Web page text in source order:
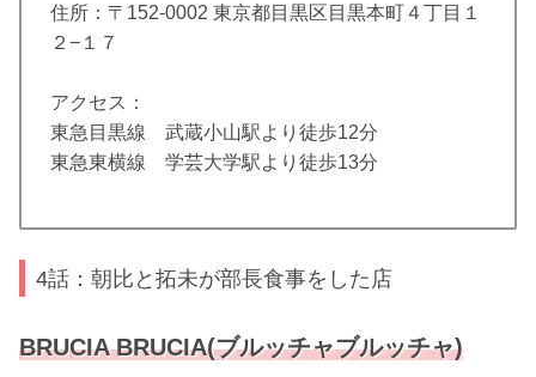
住所：〒152-0002 東京都目黒区目黒本町４丁目１
２−１７
アクセス：
東急目黒線 武蔵小山駅より徒歩12分
東急東横線 学芸大学駅より徒歩13分
4話：朝比と拓未が部長食事をした店
BRUCIA BRUCIA(ブルッチャブルッチャ)